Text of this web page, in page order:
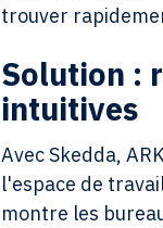
trouver
Solution :
intuitives
Avec Skedda,
l'espace de
montre les